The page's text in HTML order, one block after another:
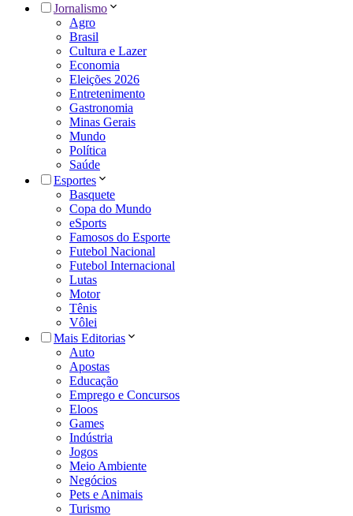
Jornalismo
Agro
Brasil
Cultura e Lazer
Economia
Eleições 2026
Entretenimento
Gastronomia
Minas Gerais
Mundo
Política
Saúde
Esportes
Basquete
Copa do Mundo
eSports
Famosos do Esporte
Futebol Nacional
Futebol Internacional
Lutas
Motor
Tênis
Vôlei
Mais Editorias
Auto
Apostas
Educação
Emprego e Concursos
Eloos
Games
Indústria
Jogos
Meio Ambiente
Negócios
Pets e Animais
Turismo